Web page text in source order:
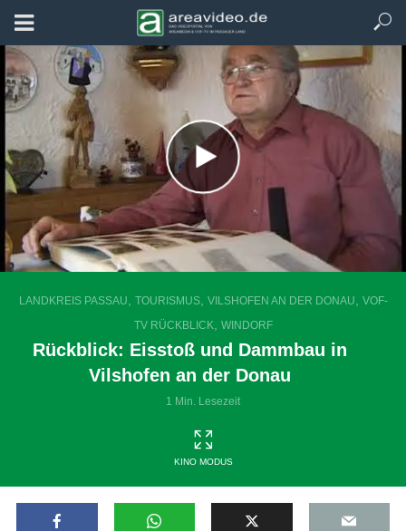
LANDKREIS PASSAU TOURISMUS, VILSHOFEN AN DER DONAU
VOF-
TV RÜCKBLICK
WINDORF
Rückblick: Eisstoß und Dammbau in
Vilshofen an der Donau
1 Min. Lesezeit
KINO MODUS